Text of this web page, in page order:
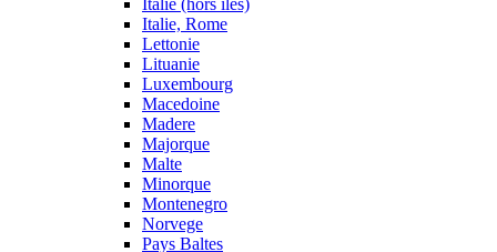
Italie (hors iles)
Italie, Rome
Lettonie
Lituanie
Luxembourg
Macedoine
Madere
Majorque
Malte
Minorque
Montenegro
Norvege
Pays Baltes